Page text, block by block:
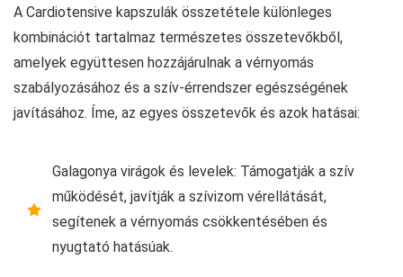
A Cardiotensive kapszulák összetétele különleges
kombinációt tartalmaz természetes összetevőkből,
amelyek együttesen hozzájárulnak a vérnyomás
szabályozásához és a szív-érrendszer egészségének
javításához. Íme, az egyes összetevők és azok hatásai:
Galagonya virágok és levelek: Támogatják a szív
működését, javítják a szívizom vérellátását,
segítenek a vérnyomás csökkentésében és
nyugtató hatásúak.